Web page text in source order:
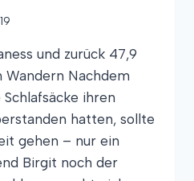
und zurück 47,9
Wandern Nachdem
ihren
hatten, sollte
gehen – nur ein
Birgit noch der